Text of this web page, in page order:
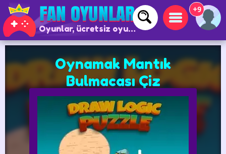
Oyunlar, ücretsiz oyunlar ve çevrimiçi oyunlar
+9
Oynamak Mantık
Bulmacası Çiz